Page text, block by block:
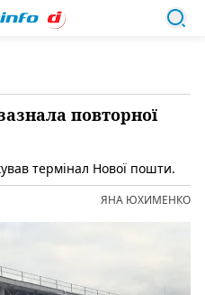
повторної
термінал Нової пошти.
ЯНА ЮХИМЕНКО